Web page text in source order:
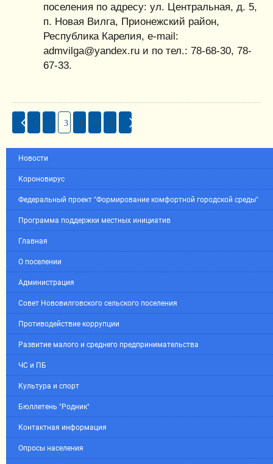
поселения по адресу: ул. Центральная, д. 5,
п. Новая Вилга, Прионежский район,
Республика Карелия, е-mail:
admvilga@yandex.ru и по тел.: 78-68-30, 78-
67-33.
1 2 3 4 5 6
Новости
Короновирус
Федеральный проект "Формирование комфортной городской среды"
Программа поддержки местных инициатив
Главная
О поселении
Администрация
Совет Нововилговского сельского поселения
Противодействие коррупции
Развитие малого и среднего предпринимательства
ЧС и ПБ
Культура и спорт
Бюллетень "Родник"
Контактная информация
Опросы населения